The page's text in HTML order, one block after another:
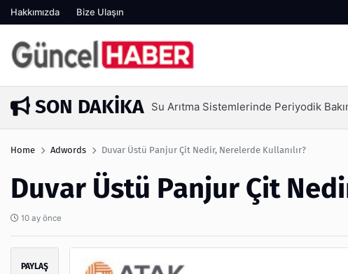
Hakkımızda Bize Ulaşın
SON DAKIKA
3 gün önce Su Arıtma Sistemlerinde Periyodik
Home Adwords Duvar Üstü Panjur Çit Nedir, Nerelerde Kullanılır?
Duvar Üstü Panjur Çit
10 ay önce
PAYLAŞ